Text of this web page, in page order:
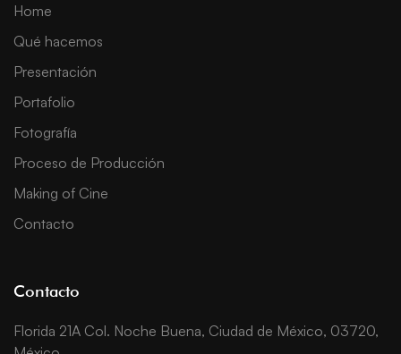
Home
Qué hacemos
Presentación
Portafolio
Fotografía
Proceso de Producción
Making of Cine
Contacto
Contacto
Florida 21A Col. Noche Buena, Ciudad de México, 03720,